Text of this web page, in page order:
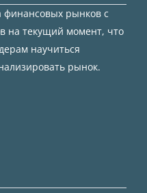
финансовых рынков с
на текущий момент, что
научиться
рынок.